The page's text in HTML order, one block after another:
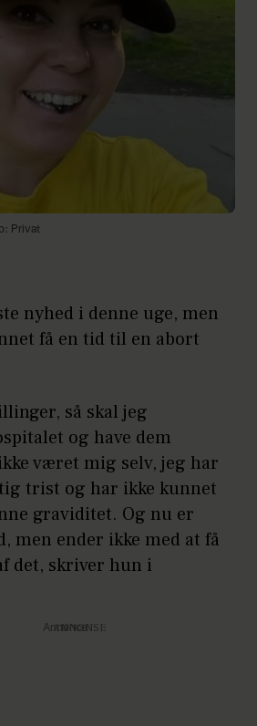
Privat
nyhed i denne uge, men
få en tid til en abort
så skal jeg
og have dem
været mig selv, jeg har
trist og har ikke kunnet
graviditet. Og nu er
men ender ikke med at få
det, skriver hun i
Annonce